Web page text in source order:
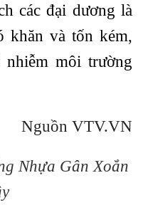
các đại dương là
khăn và tốn kém,
môi trường
Nguồn VTV.VN
Nhựa Gân Xoắn